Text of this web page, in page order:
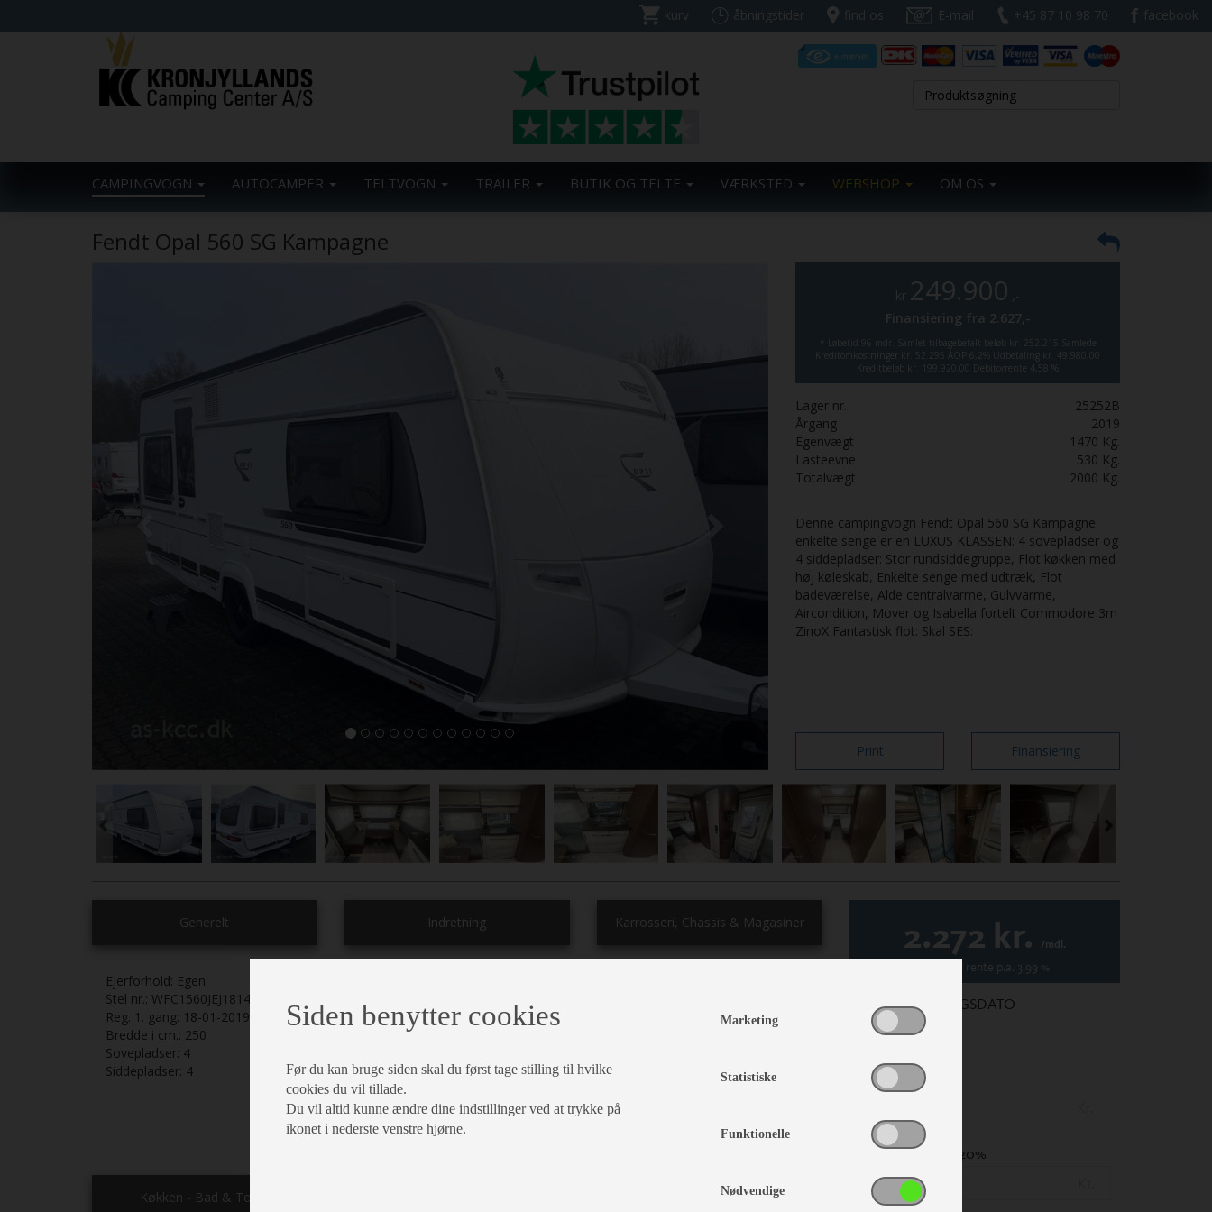
kurv åbningstider find os E-mail +45 87 10 98 70 facebook
CAMPINGVOGN AUTOCAMPER TELTVOGN TRAILER BUTIK OG TELTE VÆRKSTED WEBSHOP OM OS
Fendt Opal 560 SG Kampagne
kr 249.900 ,-
Finansiering fra 2.627,-
* Løbetid 96 mdr. Samlet tilbagebetalt beløb kr. 252.215 Samlede
Kreditomkostninger kr. 52.295 ÅOP 6,2%
Udbetaling kr. 49.980,00
Kreditbeløb kr. 199.920,00
Debitorrente 4,58 %
Lager nr.
25252B
Årgang
2019
Egenvægt
1470 Kg.
Lasteevne
530 Kg.
Totalvægt
2000 Kg.
Denne campingvogn Fendt Opal 560 SG Kampagne
enkelte senge er en LUXUS KLASSEN: 4 sovepladser og
4 siddepladser: Stor rundsiddegruppe, Flot køkken med
høj køleskab, Enkelte senge med udtræk, Flot
badeværelse, Alde centralvarme, Gulvvarme,
Aircondition, Mover og Isabella fortelt Commodore 3m
ZinoX Fantastisk flot: Skal SES:
Print Finansiering
2.272 kr. /mdl.
rente p.a. 3.99 %
1. REGISTRERINGSDATO
PRIS (Inkl. lev. omk.)
UDBETALING
- 20%
Generelt
Ejerforhold: Egen
Stel nr.: WFC1560JEJ1814257
Reg. 1. gang: 18-01-2019
Bredde i cm.: 250
Sovepladser: 4
Siddepladser: 4
Indretning
Springmadrasser
Rundsiddegruppe
Rullegardiner
Karrosseri, Chassis & Magasiner
Stabilisator
Fluenetsdør
Serviceklap
Køkken - Bad & Toilet Vand - Varme & Energi
Siden benytter cookies
Før du kan bruge siden skal du først tage stilling til hvilke
cookies du vil tillade.
Du vil altid kunne ændre dine indstillinger ved at trykke på
ikonet i nederste venstre hjørne.
Marketing
Statistiske
Funktionelle
Nødvendige